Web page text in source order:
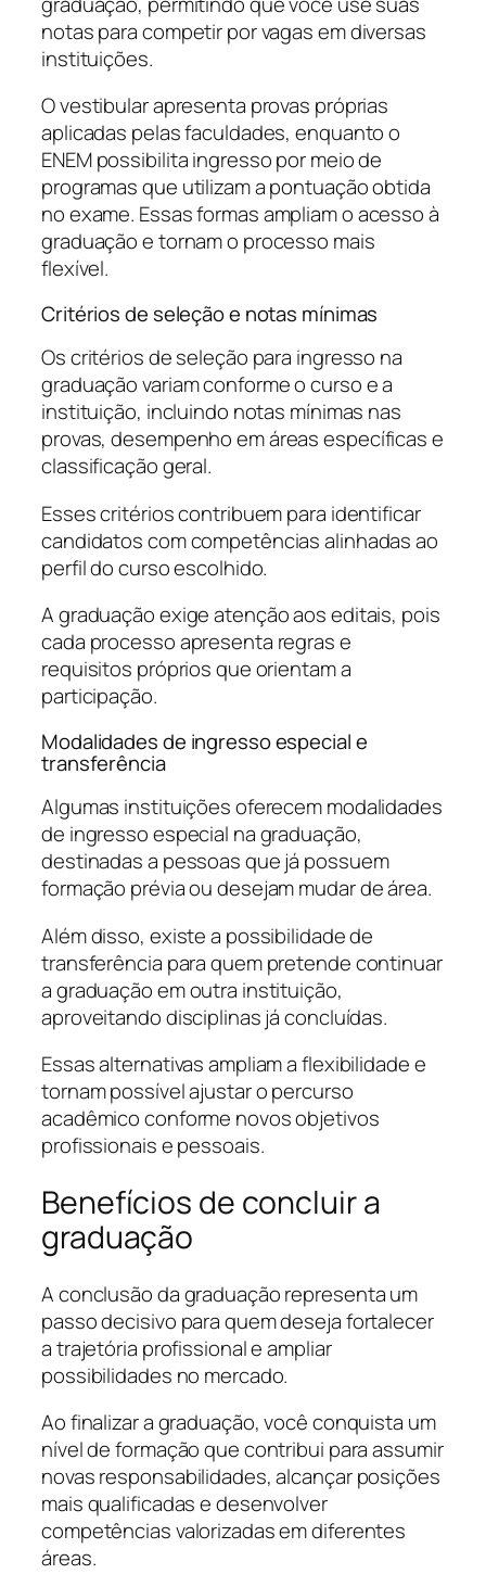
notas para competir por vagas em diversas
instituições.
O vestibular apresenta provas próprias
aplicadas pelas faculdades, enquanto o
ENEM possibilita ingresso por meio de
programas que utilizam a pontuação obtida
no exame. Essas formas ampliam o acesso à
graduação e tornam o processo mais
flexível.
Critérios de seleção e notas mínimas
Os critérios de seleção para ingresso na
graduação variam conforme o curso e a
instituição, incluindo notas mínimas nas
provas, desempenho em áreas específicas e
classificação geral.
Esses critérios contribuem para identificar
candidatos com competências alinhadas ao
perfil do curso escolhido.
A graduação exige atenção aos editais, pois
cada processo apresenta regras e
requisitos próprios que orientam a
participação.
Modalidades de ingresso especial e
transferência
Algumas instituições oferecem modalidades
de ingresso especial na graduação,
destinadas a pessoas que já possuem
formação prévia ou desejam mudar de área.
Além disso, existe a possibilidade de
transferência para quem pretende continuar
a graduação em outra instituição,
aproveitando disciplinas já concluídas.
Essas alternativas ampliam a flexibilidade e
tornam possível ajustar o percurso
acadêmico conforme novos objetivos
profissionais e pessoais.
Benefícios de concluir a
graduação
A conclusão da graduação representa um
passo decisivo para quem deseja fortalecer
a trajetória profissional e ampliar
possibilidades no mercado.
Ao finalizar a graduação, você conquista um
nível de formação que contribui para assumir
novas responsabilidades, alcançar posições
mais qualificadas e desenvolver
competências valorizadas em diferentes
áreas.